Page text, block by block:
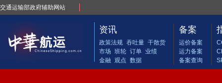
交通运输部政府辅助网站
资讯
政策法规 吞吐量 干散货
市场 班轮 订单 业绩
金融 观点 数据
备案
运价备案
运力备案
备案查询